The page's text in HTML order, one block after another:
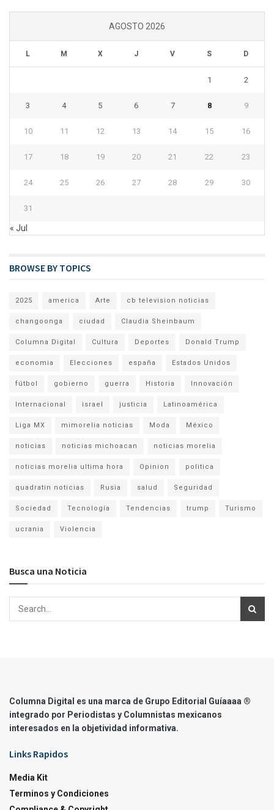
AGOSTO 2026
L M X J V S D
1 2
3 4 5 6 7 8 9
10 11 12 13 14 15 16
17 18 19 20 21 22 23
24 25 26 27 28 29 30
31
« Jul
BROWSE BY TOPICS
2025 america Arte cb television noticias
changoonga ciudad Claudia Sheinbaum
Columna Digital Cultura Deportes Donald Trump
economia Elecciones españa Estados Unidos
fútbol gobierno guerra Historia Innovación
Internacional israel justicia Latinoamérica
Liga MX mimorelia noticias Moda México
noticias noticias michoacan noticias morelia
noticias morelia ultima hora Opinion politica
quadratin noticias Rusia salud Seguridad
Sociedad Tecnología Tendencias trump Turismo
ucrania Violencia
Busca una Noticia
Columna Digital es una marca de Grupo Editorial Guíaaaa ®
integrado por Periodistas y Columnistas mexicanos
interesados en la objetividad informativa.
Links Rapidos
Media Kit
Terminos y Condiciones